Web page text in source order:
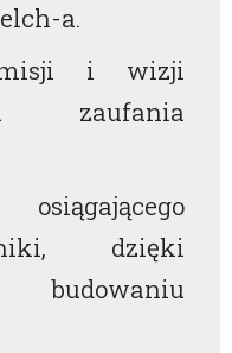
a.
misji i wizji
zaufania
dzięki